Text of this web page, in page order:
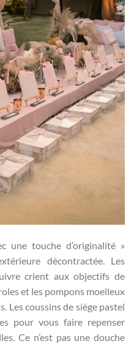
une touche d’originalité »
décontractée. Les
crient aux objectifs de
et les pompons moelleux
Les coussins de siège pastel
pour vous faire repenser
Ce n’est pas une douche